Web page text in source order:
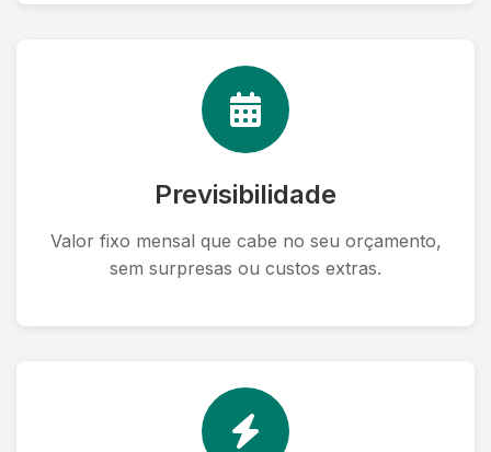
Previsibilidade
Valor fixo mensal que cabe no seu orçamento,
sem surpresas ou custos extras.